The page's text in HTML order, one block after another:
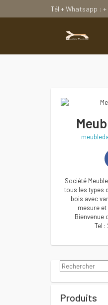
Tél + Whatsapp :
Société
tous les types
bois avec
mesure
Bienvenue
Tel :
Produits